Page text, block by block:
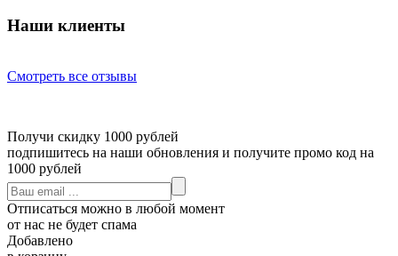
Наши клиенты
Смотреть все отзывы
Получи скидку 1000 рублей
подпишитесь на наши обновления и получите промо код на
1000 рублей
Отписаться можно в любой момент
от нас не будет спама
Добавлено